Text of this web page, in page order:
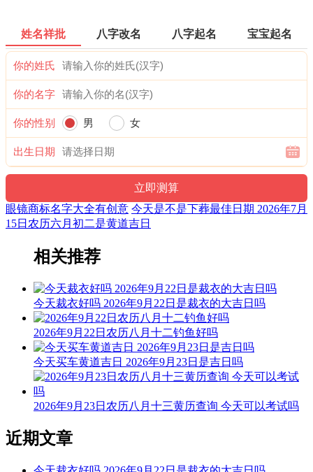
十二值神：朱雀 — 凶：俗称“大黑道日”。古籍云：天讼星，
利用公事，常人凶，诸事忌用，谨防争讼。
六曜：友引 — 平(早晚吉，白天凶)：依古籍观点，寓意早晚
吉，白天凶。
六曜，又称孔明六曜星、小六壬，是中国传统历法中的一种注
文。后来传至日本，并于当地流行，而在中国影响日渐式微。
易经卦象：山地剥 推荐吉时：子，丑，卯，午，申，酉
十二值日：执执位 — 吉：：吉：俗称“小黄道日”。吉。依古
籍观点，此日宜建屋、种植、捕捉；忌移居、出行、开
业。“执”有“执行、施行，掌握、控制，捉拿、拘捕”等意，建
房、种植、捕捉与此类意思相近，而移居、出行、开业则与其
开业”之说。
诗云：
执日威仪总等权，得遇之星出大贤；捉贼擒盗马到成，入宅进
火亦安太。
结婚嫁娶宜慎用，见官词讼可为吉；开山放水有阻碍，参看时
通至有益。
姓名祥批 八字改名 八字起名 宝宝起名
你的姓氏
你的名字
你的性别 男 女
出生日期
眼镜商标名字大全有创意 今天是不是下葬最佳日期 2026年7月
15日农历六月初二是黄道吉日
相关推荐
今天裁衣好吗 2026年9月22日是裁衣的大吉日吗
2026年9月22日农历八月十二钓鱼好吗
今天买车黄道吉日 2026年9月23日是吉日吗
2026年9月23日农历八月十三黄历查询 今天可以考试吗
近期文章